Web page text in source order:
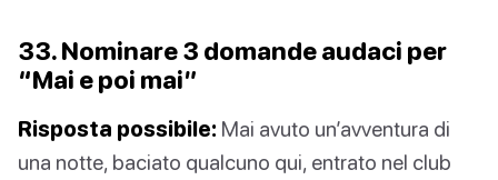
33. Nominare 3 domande audaci per
“Mai e poi mai”
Risposta possibile: Mai avuto un’avventura di
una notte, baciato qualcuno qui, entrato nel club